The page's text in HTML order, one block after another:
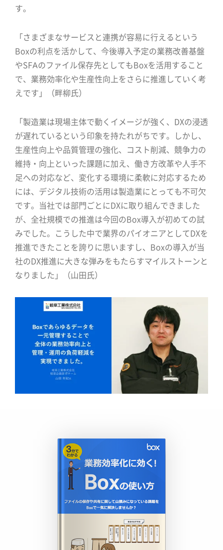
す。
「さまざまなサービスと連携が容易に行えるという
Boxの利点を活かして、今後導入予定の業務改善基盤
やSFAのファイル保存先としてもBoxを活用すること
で、業務効率化や生産性向上をさらに推進していく考
えです」（畔柳氏）
「製造業は現場主体で動くイメージが強く、DXの浸透
が遅れているという印象を持たれがちです。しかし、
生産性向上や品質管理の強化、コスト削減、競争力の
維持・向上といった課題に加え、働き方改革や人手不
足への対応など、変化する環境に柔軟に対応するため
には、デジタル技術の活用は製造業にとっても不可欠
です。当社では部門ごとにDXに取り組んできました
が、全社規模での推進は今回のBox導入が初めての試
みでした。こうした中で業界のパイオニアとしてDXを
推進できたことを誇りに思いますし、Boxの導入が当
社のDX推進に大きな弾みをもたらすマイルストーンと
なりました」（山田氏）